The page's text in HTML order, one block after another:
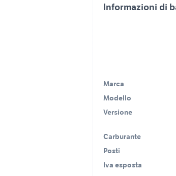
Informazioni di
Marca
Modello
Versione
Carburante
Posti
Iva esposta